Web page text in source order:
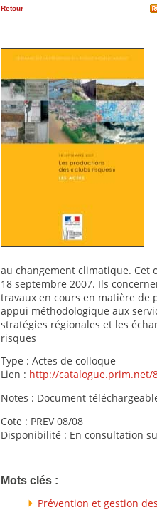
Retour
au changement climatique. Cet
18 septembre 2007. Ils
travaux en cours en matière de
appui méthodologique aux
stratégies régionales et les
risques
Type : Actes de colloque
Lien : http://catalogue.prim.net/
Notes : Document
Cote : PREV 08/08
Disponibilité : En consultation
Mots clés :
Prévention et gestion